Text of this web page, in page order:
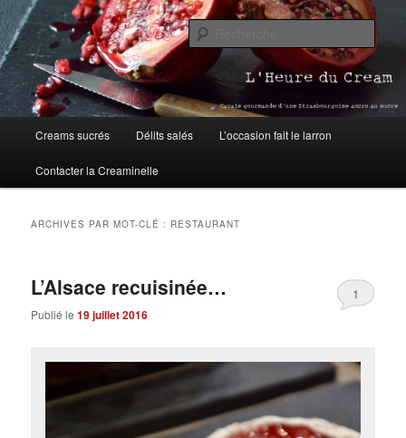
Aller
au
contenu
principal
Aller
au
contenu
secondaireL'Heure du Cream
Blog pâtisserie et cuisine à Strasbourg
principal
Creams sucrés Délits salés L’occasion fait le larron
Contacter la Creaminelle
ARCHIVES PAR MOT-CLÉ : RESTAURANT
L’Alsace recuisinée…
Publié le19 juillet 2016
1